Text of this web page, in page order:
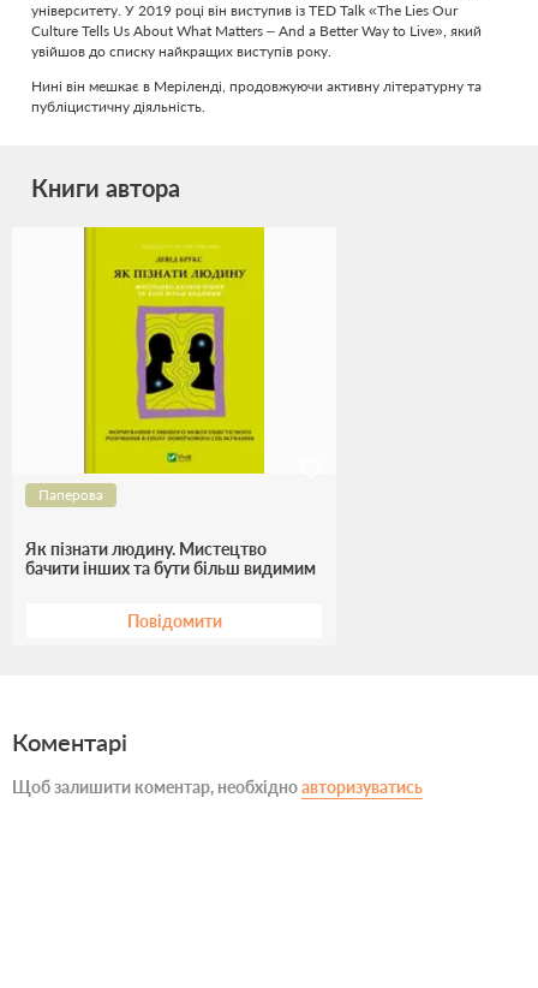
університету. У 2019 році він виступив із TED Talk «The Lies Our
Culture Tells Us About What Matters – And a Better Way to Live», який
увійшов до списку найкращих виступів року.
Нині він мешкає в Меріленді, продовжуючи активну літературну та
публіцистичну діяльність.
Книги автора
Паперова
Як пізнати людину. Мистецтво
бачити інших та бути більш видимим
Повідомити
Коментарі
Щоб залишити коментар, необхідноавторизуватись